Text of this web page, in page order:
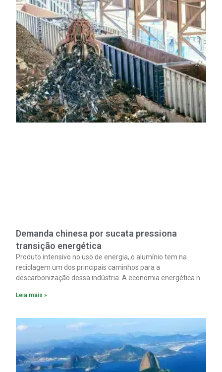
Demanda chinesa por sucata pressiona
transição energética
Produto intensivo no uso de energia, o alumínio tem na
reciclagem um dos principais caminhos para a
descarbonização dessa indústria. A economia energética na
material. A produção de um alumínio mais limpo, no entanto,
insumo, a sucata, devido, sobretudo, ao interesse chinês
pela matéria-prima.
Leia mais »